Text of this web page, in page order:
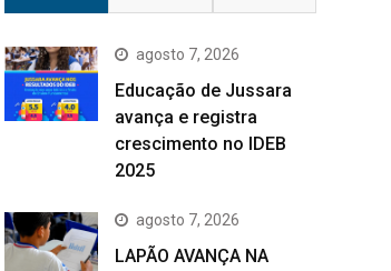
agosto 7, 2026
Educação de Jussara
avança e registra
crescimento no IDEB
2025
agosto 7, 2026
LAPÃO AVANÇA NA